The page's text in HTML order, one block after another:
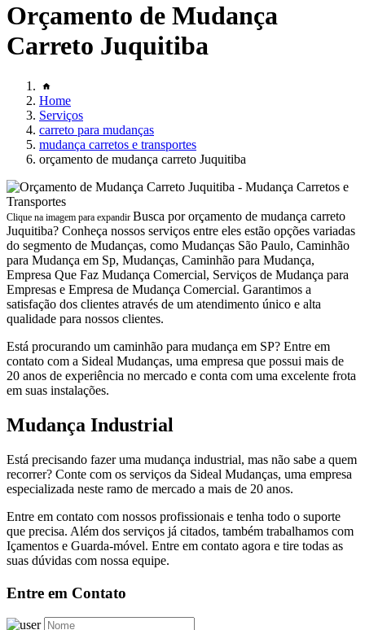
Orçamento de Mudança
Carreto Juquitiba
Home
Serviços
carreto para mudanças
mudança carretos e transportes
orçamento de mudança carreto Juquitiba
Clique na imagem para expandir Busca por orçamento de mudança carreto
Juquitiba? Conheça nossos serviços entre eles estão opções variadas
do segmento de Mudanças, como Mudanças São Paulo, Caminhão
para Mudança em Sp, Mudanças, Caminhão para Mudança,
Empresa Que Faz Mudança Comercial, Serviços de Mudança para
Empresas e Empresa de Mudança Comercial. Garantimos a
satisfação dos clientes através de um atendimento único e alta
qualidade para nossos clientes.
Está procurando um caminhão para mudança em SP? Entre em
contato com a Sideal Mudanças, uma empresa que possui mais de
20 anos de experiência no mercado e conta com uma excelente frota
em suas instalações.
Mudança Industrial
Está precisando fazer uma mudança industrial, mas não sabe a quem
recorrer? Conte com os serviços da Sideal Mudanças, uma empresa
especializada neste ramo de mercado a mais de 20 anos.
Entre em contato com nossos profissionais e tenha todo o suporte
que precisa. Além dos serviços já citados, também trabalhamos com
Içamentos e Guarda-móvel. Entre em contato agora e tire todas as
suas dúvidas com nossa equipe.
Entre em Contato